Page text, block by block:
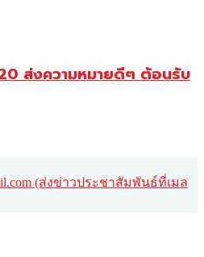
ส่งความหมายดีๆ ต้อนรับ
(ส่งข่าวประชาสัมพันธ์ที่เมล